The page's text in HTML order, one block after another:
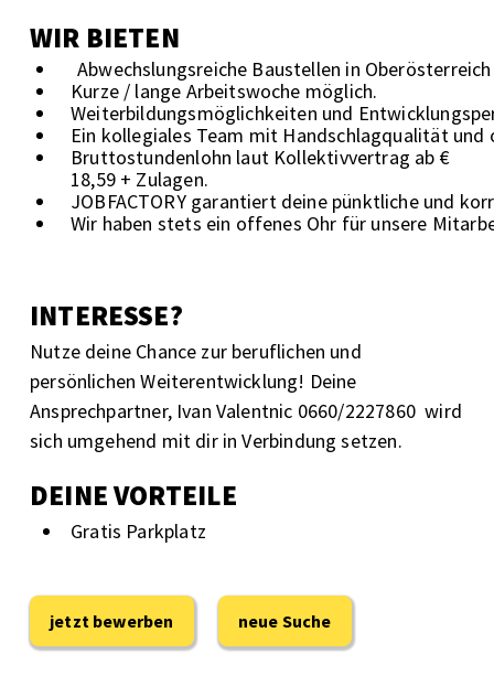
WIR BIETEN
Abwechslungsreiche Baustellen in
Kurze / lange Arbeitswoche möglich.
Weiterbildungsmöglichkeiten und
Ein kollegiales Team mit Handschlagqualität
Bruttostundenlohn laut Kollektivvertrag ab €
18,59 + Zulagen.
JOBFACTORY garantiert deine pünktliche und
Wir haben stets ein offenes Ohr für unsere
INTERESSE?
Nutze deine Chance zur beruflichen und
persönlichen Weiterentwicklung! Deine
Ansprechpartner, Ivan Valentnic 0660/2227860 wird
sich umgehend mit dir in Verbindung setzen.
DEINE VORTEILE
Gratis Parkplatz
jetzt bewerben neue Suche